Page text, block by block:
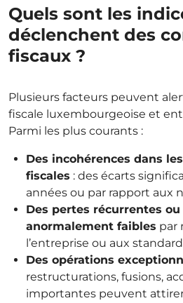
Quels sont les
déclenchent des
fiscaux ?
Plusieurs facteurs peuvent
fiscale luxembourgeoise et
Parmi les plus courants :
Des incohérences dans
fiscales : des écarts
années ou par rapport aux
Des pertes récurrentes
anormalement faibles par
l’entreprise ou aux
Des opérations
restructurations, fusions,
importantes peuvent